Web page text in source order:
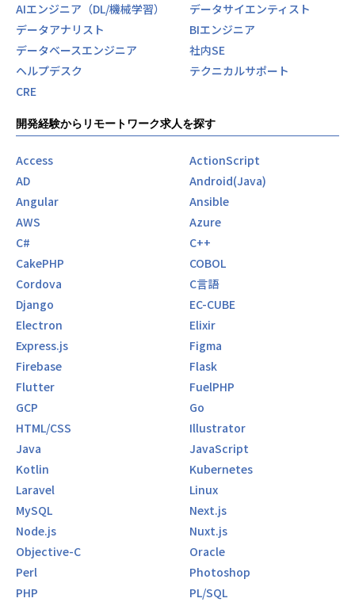
AIエンジニア（DL/機械学習）
データサイエンティスト
データアナリスト
BIエンジニア
データベースエンジニア
社内SE
ヘルプデスク
テクニカルサポート
CRE
開発経験からリモートワーク求人を探す
Access
ActionScript
AD
Android(Java)
Angular
Ansible
AWS
Azure
C#
C++
CakePHP
COBOL
Cordova
C言語
Django
EC-CUBE
Electron
Elixir
Express.js
Figma
Firebase
Flask
Flutter
FuelPHP
GCP
Go
HTML/CSS
Illustrator
Java
JavaScript
Kotlin
Kubernetes
Laravel
Linux
MySQL
Next.js
Node.js
Nuxt.js
Objective-C
Oracle
Perl
Photoshop
PHP
PL/SQL